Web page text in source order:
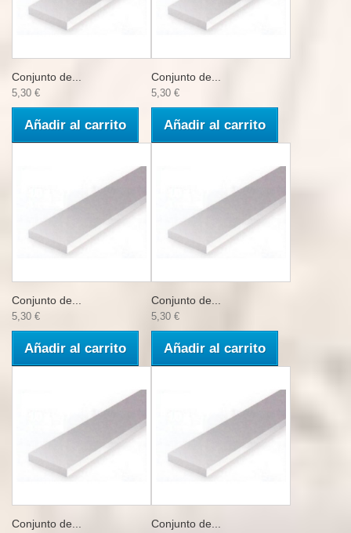
Conjunto de...
5,30 €
Añadir al carrito
Conjunto de...
5,30 €
Añadir al carrito
Conjunto de...
5,30 €
Añadir al carrito
Conjunto de...
5,30 €
Añadir al carrito
Conjunto de... Conjunto de...